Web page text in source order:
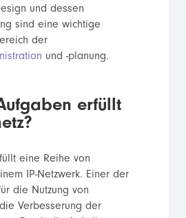
und dessen
sind eine wichtige
der
und -planung.
erfüllt
eine Reihe von
IP-Netzwerk. Einer der
die Nutzung von
Verbesserung der